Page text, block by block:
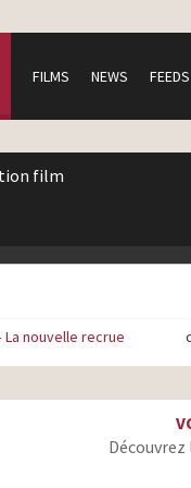
FILMS NEWS FEEDS
film
La nouvelle recrue
Découvrez